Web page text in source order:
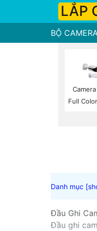
LẮP
BỘ
Full
Đầu Ghi
Đầu ghi